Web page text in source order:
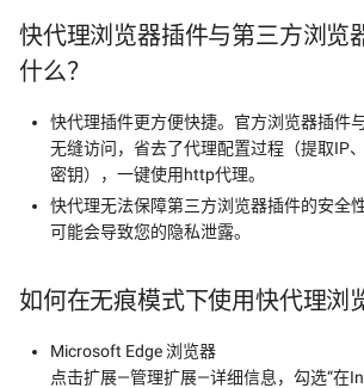
快代理浏览器插件与第三方浏览
什么？
快代理插件更方便快捷。官方浏览器插件
无缝访问，省去了代理配置过程（提取IP
密钥），一键使用http代理。
快代理无法保障第三方浏览器插件的安全
可能会导致您的隐私泄露。
如何在无痕模式下使用快代理浏
Microsoft Edge 浏览器
点击扩展—管理扩展—详细信息，勾选“在